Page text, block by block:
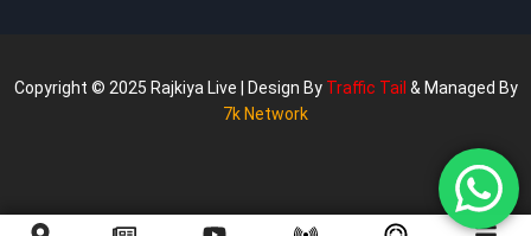
Copyright © 2025 Rajkiya Live | Design By Traffic Tail & Managed By
7k Network